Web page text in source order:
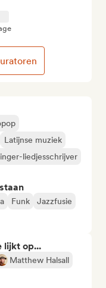
Latijnse muziek
liedjesschrijver
Funk
Jazzfusie
lijkt op...
Matthew Halsall